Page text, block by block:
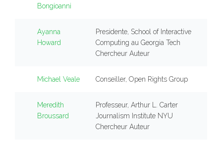
Bongioanni
Ayanna
Howard
Presidente, School of Interactive
Computing au Georgia Tech
Chercheur Auteur
Michael Veale Conseiller, Open Rights Group
Meredith
Broussard
Professeur, Arthur L. Carter
Journalism Institute NYU
Chercheur Auteur